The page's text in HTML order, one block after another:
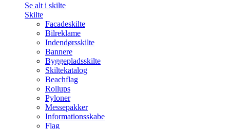
Se alt i skilte
Skilte
Facadeskilte
Bilreklame
Indendørsskilte
Bannere
Byggepladsskilte
Skiltekatalog
Beachflag
Rollups
Pyloner
Messepakker
Informationsskabe
Flag